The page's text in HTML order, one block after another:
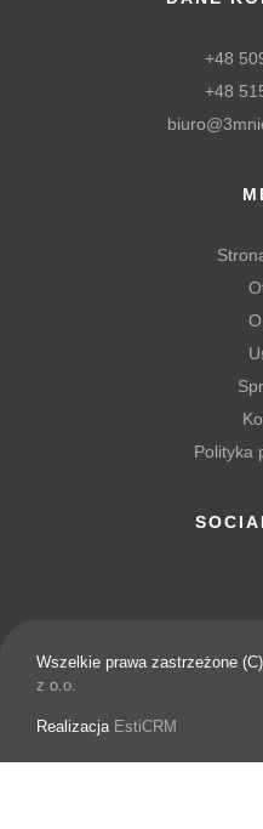
+48
+48
Polityka
Wszelkie prawa zastrzeżone
z o.o.
Realizacja EstiCRM